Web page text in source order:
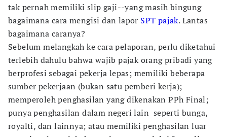
tak pernah memiliki slip gaji--yang masih bingung
bagaimana cara mengisi dan lapor SPT pajak. Lantas
bagaimana caranya?
Sebelum melangkah ke cara pelaporan, perlu diketahui
terlebih dahulu bahwa wajib pajak orang pribadi yang
berprofesi sebagai pekerja lepas; memiliki beberapa
sumber pekerjaan (bukan satu pemberi kerja);
memperoleh penghasilan yang dikenakan PPh Final;
punya penghasilan dalam negeri lain seperti bunga,
royalti, dan lainnya; atau memiliki penghasilan luar